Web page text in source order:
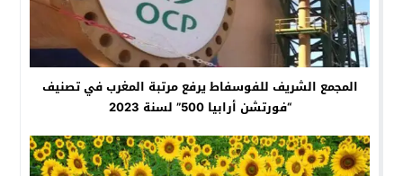
المجمع الشريف للفوسفاط يرفع مرتبة المغرب في تصنيف
“فورتشن أرابيا 500” لسنة 2023